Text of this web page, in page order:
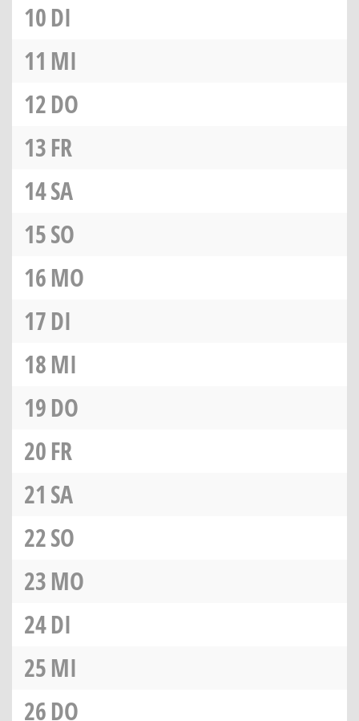
10DI
11 MI
12DO
13FR
14SA
15SO
16MO
17DI
18MI
19DO
20FR
21 SA
22SO
23MO
24DI
25MI
26DO